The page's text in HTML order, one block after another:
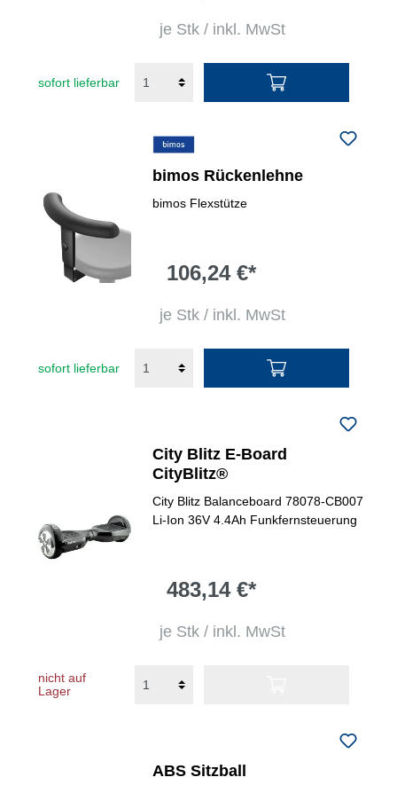
je Stk / inkl. MwSt
sofort lieferbar
bimos Rückenlehne
bimos Flexstütze
106,24 €*
je Stk / inkl. MwSt
sofort lieferbar
City Blitz E-Board
CityBlitz®
City Blitz Balanceboard 78078-CB007
Li-Ion 36V 4.4Ah Funkfernsteuerung
483,14 €*
je Stk / inkl. MwSt
nicht auf
Lager
ABS Sitzball